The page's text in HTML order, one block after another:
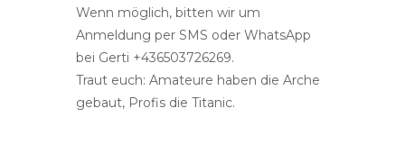
Wenn möglich, bitten wir um
Anmeldung per SMS oder WhatsApp
bei Gerti +436503726269.
Traut euch: Amateure haben die Arche
gebaut, Profis die Titanic.